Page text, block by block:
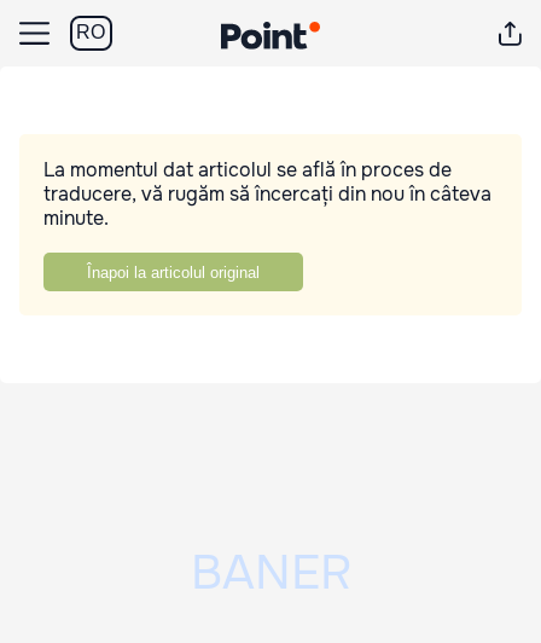
RO
La momentul dat articolul se află în proces de
traducere, vă rugăm să încercați din nou în câteva
minute.
Înapoi la articolul original